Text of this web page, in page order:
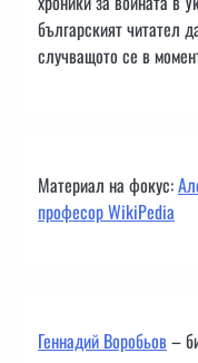
българският читател
случващото се в
Материал на фокус:
професор WikiPedia
Геннадий Воробьов–